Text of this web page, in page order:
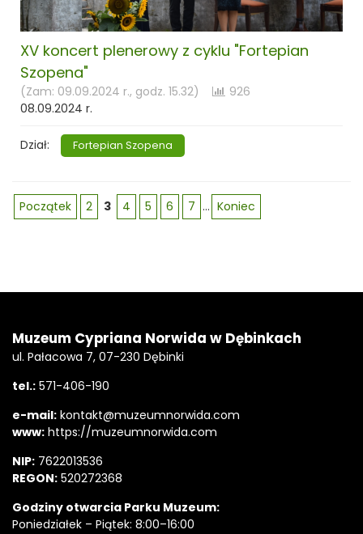
XV koncert plenerowy z cyklu "Fortepian
Szopena"
(Zam: 09.09.2024 r., godz. 15.32)
926
08.09.2024 r.
Dział: Fortepian Szopena
Początek 2 3 4 5 6 7 ... Koniec
Stopka
Adres
Muzeum Cypriana Norwida w Dębinkach
ul. Pałacowa 7, 07-230 Dębinki
tel.: 571-406-190
e-mail: kontakt@muzeumnorwida.com
www: https://muzeumnorwida.com
NIP: 7622013536
REGON: 520272368
Godziny otwarcia Parku Muzeum:
Poniedziałek – Piątek: 8:00–16:00